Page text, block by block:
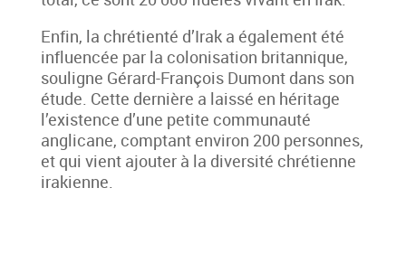
Enfin, la chrétienté d’Irak a également été
influencée par la colonisation britannique,
souligne Gérard-François Dumont dans son
étude. Cette dernière a laissé en héritage
l’existence d’une petite communauté
anglicane, comptant environ 200 personnes,
et qui vient ajouter à la diversité chrétienne
irakienne.